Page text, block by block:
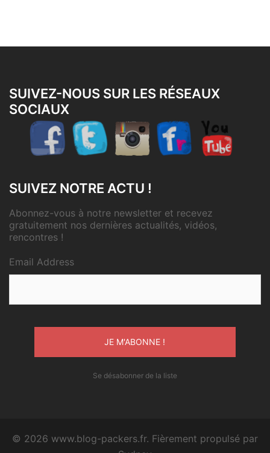
SUIVEZ-NOUS SUR LES RÉSEAUX
SOCIAUX
SUIVEZ NOTRE ACTU !
Abonnez-vous à notre newsletter et recevez
gratuitement nos dernières actualités, vidéos,
rencontres !
Email Address
Se désabonner de la liste
© 2026 www.blog-packers.fr. Fièrement propulsé par